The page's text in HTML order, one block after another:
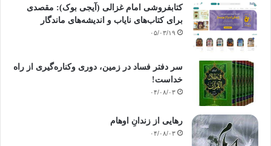
کتابفروشی امام غزالی (آیجی بوک): مقصدی
برای کتاب‌های نایاب و اندیشه‌های ماندگار
۰۵/۰۳/۱۹
سر دفتر فساد در زمین‌، دوری وکناره‌گیری از راه
خداست‌!
۰۴/۰۸/۰۳
رهایی از زندانِ اوهام
۰۴/۰۸/۰۳